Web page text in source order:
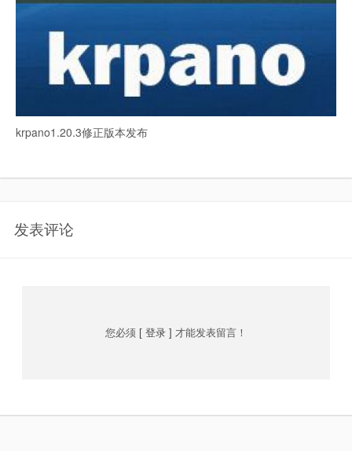
krpano1.20.3修正版本发布
发表评论
您必须 [ 登录 ] 才能发表留言！